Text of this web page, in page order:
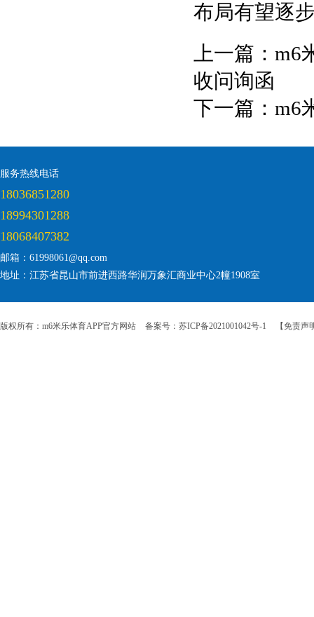
布局有望逐
上一篇： m6
收问询函
下一篇： m6
服务热线电话
18036851280
18994301288
18068407382
邮箱：61998061@qq.com
地址：江苏省昆山市前进西路华润万象汇商业中心2幢1908室
版权所有：m6米乐体育APP官方网站 备案号：苏ICP备2021001042号-1 【免责声